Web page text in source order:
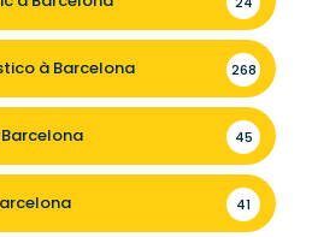
à Barcelona 268
45
41